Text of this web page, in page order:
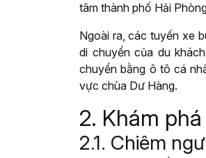
tâm thành phố Hải
Ngoài ra, các tuyến xe
di chuyển của du
chuyển bằng ô tô cá
vực chùa Dư Hàng.
2. Khám
2.1. Chiêm